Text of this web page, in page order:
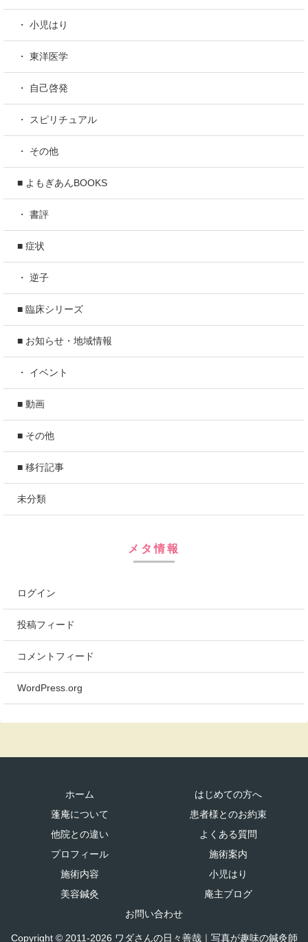
・ 小児はり
・ 東洋医学
・ 自己啓発
・ スピリチュアル
・ その他
■ よもぎあんBOOKS
・ 書評
■ 症状
・ 逆子
■ 臨床シリーズ
■ お知らせ・地域情報
・ イベント
■ 動画
■ その他
■ 移行記事
未分類
メタ情報
ログイン
投稿フィード
コメントフィード
WordPress.org
ホーム
はじめての方へ
蓬庵について
患者様とのお約束
他院との違い
よくある質問
プロフィール
施術案内
施術内容
小児はり
美容鍼灸
庵主ブログ
お問い合わせ
Copyright © 2011-2026 ワダさんの日々善哉｜写真が趣味の鍼灸師